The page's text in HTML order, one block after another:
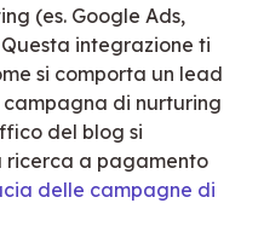
(es. Google Ads,
integrazione ti
si comporta un lead
di nurturing
del blog si
ricerca a pagamento
delle campagne di